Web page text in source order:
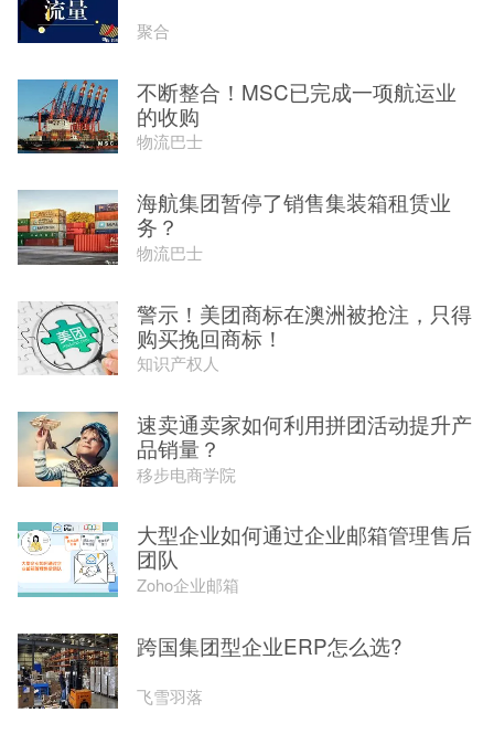
聚合
不断整合！MSC已完成一项航运业
的收购
物流巴士
海航集团暂停了销售集装箱租赁业
务？
物流巴士
警示！美团商标在澳洲被抢注，只得
购买挽回商标！
知识产权人
速卖通卖家如何利用拼团活动提升产
品销量？
移步电商学院
大型企业如何通过企业邮箱管理售后
团队
Zoho企业邮箱
跨国集团型企业ERP怎么选?
飞雪羽落